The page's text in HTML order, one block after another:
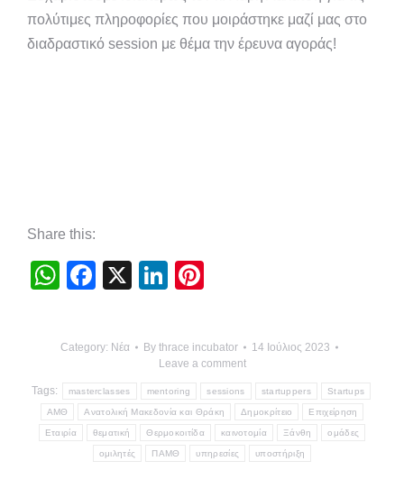
πολύτιμες πληροφορίες που μοιράστηκε μαζί μας στο
διαδραστικό session με θέμα την έρευνα αγοράς!
Share this:
WhatsApp
Facebook
X LinkedIn
Category: Νέα By thrace incubator
14 Ιούλιος 2023
Leave a comment
Tags: masterclasses mentoring sessions startuppers Startups
ΑΜΘ Ανατολική Μακεδονία και Θράκη Δημοκρίτειo Επιχείρηση
Εταιρία θεματική Θερμοκοιτίδα καινοτομία Ξάνθη ομάδες
ομιλητές ΠΑΜΘ υπηρεσίες υποστήριξη